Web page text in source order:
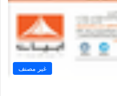
غير مصنف